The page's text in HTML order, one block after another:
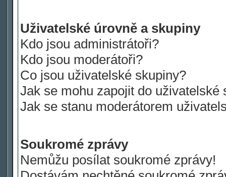
Uživatelské úrovně a skupiny
Kdo jsou administrátoři?
Kdo jsou moderátoři?
Co jsou uživatelské skupiny?
Jak se mohu zapojit do uživatelské
Jak se stanu moderátorem
Soukromé zprávy
Nemůžu posílat soukromé zprávy!